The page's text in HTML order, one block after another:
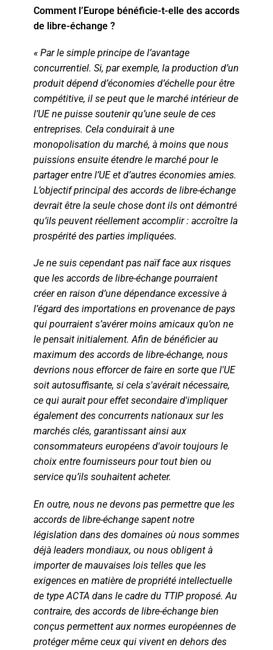
Comment l’Europe bénéficie-t-elle des accords
de libre-échange ?
« Par le simple principe de l’avantage
concurrentiel. Si, par exemple, la production d’un
produit dépend d’économies d’échelle pour être
compétitive, il se peut que le marché intérieur de
l’UE ne puisse soutenir qu’une seule de ces
entreprises. Cela conduirait à une
monopolisation du marché, à moins que nous
puissions ensuite étendre le marché pour le
partager entre l’UE et d’autres économies amies.
L’objectif principal des accords de libre-échange
devrait être la seule chose dont ils ont démontré
qu’ils peuvent réellement accomplir : accroître la
prospérité des parties impliquées.
Je ne suis cependant pas naïf face aux risques
que les accords de libre-échange pourraient
créer en raison d’une dépendance excessive à
l’égard des importations en provenance de pays
qui pourraient s’avérer moins amicaux qu’on ne
le pensait initialement. Afin de bénéficier au
maximum des accords de libre-échange, nous
devrions nous efforcer de faire en sorte que l'UE
soit autosuffisante, si cela s'avérait nécessaire,
ce qui aurait pour effet secondaire d'impliquer
également des concurrents nationaux sur les
marchés clés, garantissant ainsi aux
consommateurs européens d'avoir toujours le
choix entre fournisseurs pour tout bien ou
service qu’ils souhaitent acheter.
En outre, nous ne devons pas permettre que les
accords de libre-échange sapent notre
législation dans des domaines où nous sommes
déjà leaders mondiaux, ou nous obligent à
importer de mauvaises lois telles que les
exigences en matière de propriété intellectuelle
de type ACTA dans le cadre du TTIP proposé. Au
contraire, des accords de libre-échange bien
conçus permettent aux normes européennes de
protéger même ceux qui vivent en dehors des